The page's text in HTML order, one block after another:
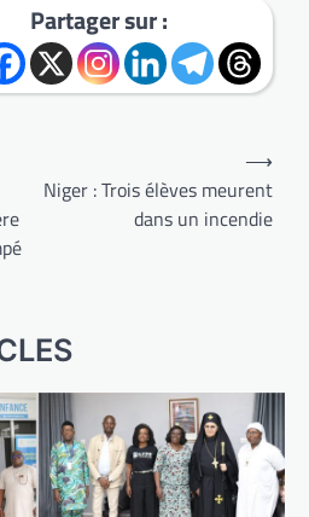
Partager sur :
Niger : Trois élèves meurent
dans un incendie
⟶